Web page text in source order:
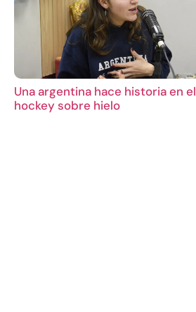
Una argentina hace historia en el
hockey sobre hielo